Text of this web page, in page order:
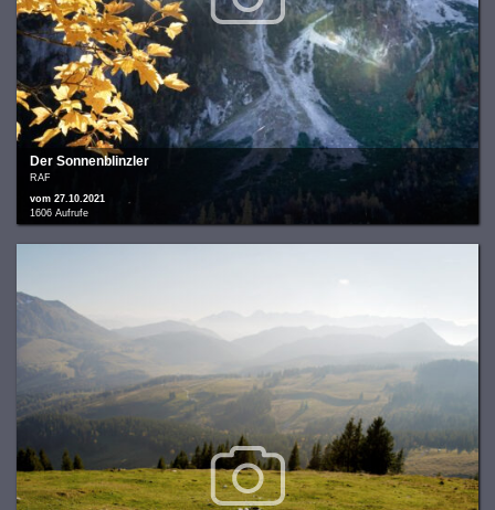
Der Sonnenblinzler
RAF
vom 27.10.2021
1606 Aufrufe